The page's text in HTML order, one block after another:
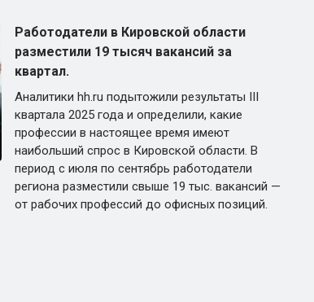
Работодатели в Кировской области
разместили 19 тысяч вакансий за
квартал.
Аналитики hh.ru подытожили результаты III
квартала 2025 года и определили, какие
профессии в настоящее время имеют
наибольший спрос в Кировской области. В
период с июля по сентябрь работодатели
региона разместили свыше 19 тыс. вакансий —
от рабочих профессий до офисных позиций.